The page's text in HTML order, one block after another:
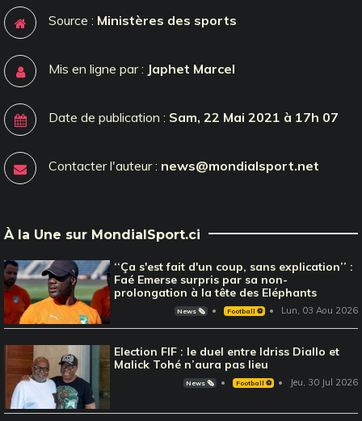
Source : Ministères des sports
Mis en ligne par : Japhet Marcel
Date de publication : Sam, 22 Mai 2021 à 17h 07
Contacter l'auteur : news@mondialsport.net
À la Une sur MondialSport.ci
‘‘Ça s'est fait d'un coup, sans explication’’ :
Faé Emerse surpris par sa non-
prolongation à la tête des Eléphants
News 🗞️ Football ⚽️ Lun, 03 Aou 2026
Election FIF : le duel entre Idriss Diallo et
Malick Tohé n’aura pas lieu
News 🗞️ Football ⚽️ Jeu, 30 Jul 2026